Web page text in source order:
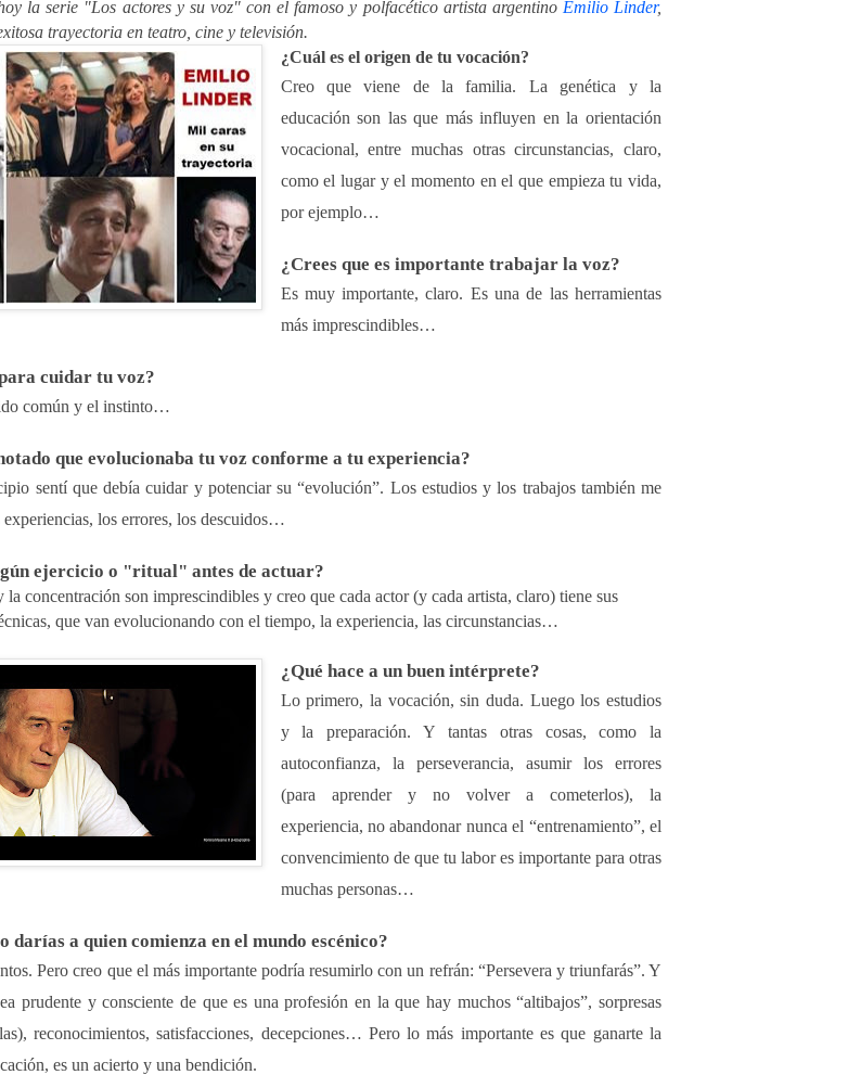
la serie "Los actores y su voz" con el famoso y polfacético artista argentino Emilio Linder,
trayectoria en teatro, cine y televisión.
¿Cuál es el origen de tu vocación?
Creo que viene dela familia. La genética y la
educación son las que más influyen en la orientación
vocacional, entre muchas otras circunstancias, claro,
como el lugar y el momento en el que empieza tu vida,
por ejemplo…
¿Crees que es importante trabajar la voz?
Es muy importante, claro. Es una de las herramientas
más imprescindibles…
cuidar tu voz?
común y el instinto…
que evolucionaba tu voz conforme a tu experiencia?
sentí que debía cuidar y potenciar su “evolución”. Los estudios y los trabajos también me
los errores, los descuidos…
ejercicio o "ritual" antes de actuar?
concentración son imprescindibles y creo que cada actor (y cada artista, claro) tiene sus
que van evolucionando con el tiempo, la experiencia, las circunstancias…
¿Qué hace a un buen intérprete?
Lo primero, la vocación, sin duda. Luego los estudios
yla preparación. Y tantas otras cosas, como la
autoconfianza, la perseverancia, asumir los errores
(para aprender y no volver a cometerlos), la
experiencia, no abandonar nunca el “entrenamiento”, el
convencimiento de que tu labor es importante para otras
muchas personas…
darías a quien comienza en el mundo escénico?
Pero creo que el más importante podría resumirlo con un refrán: “Persevera y triunfarás”. Y
prudente y consciente de que es una profesión en la que hay muchos “altibajos”, sorpresas
reconocimientos, satisfacciones, decepciones… Pero lo más importante es que ganarte la
es un acierto y una bendición.